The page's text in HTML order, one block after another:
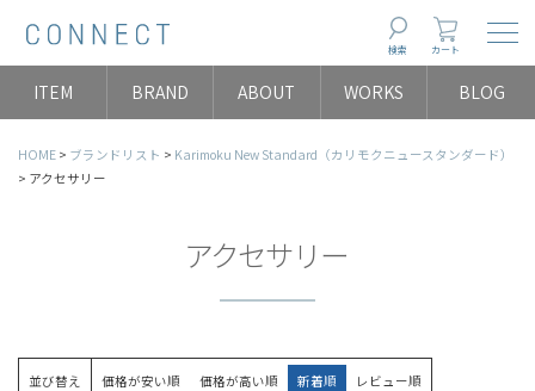
検索 カート
ITEM BRAND ABOUT WORKS BLOG
HOME ブランドリスト
Karimoku New Standard（カリモクニュースタンダード）
アクセサリー
アクセサリー
並び替え 価格が安い順 価格が高い順 新着順 レビュー順